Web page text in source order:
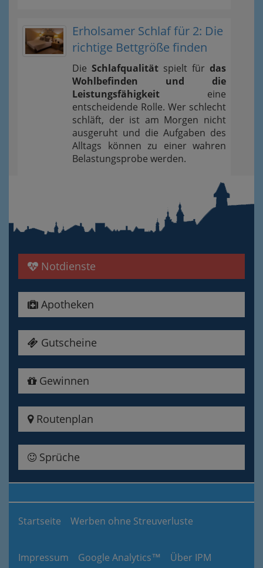
Erholsamer Schlaf für 2: Die
richtige Bettgröße finden
Die Schlafqualität spielt für das
Wohlbefinden und die
Leistungsfähigkeit eine
entscheidende Rolle. Wer schlecht
schläft, der ist am Morgen nicht
ausgeruht und die Aufgaben des
Alltags können zu einer wahren
Belastungsprobe werden.
Notdienste
Apotheken
Gutscheine
Gewinnen
Routenplan
Sprüche
Startseite Werben ohne Streuverluste
Impressum Google Analytics™ Über IPM